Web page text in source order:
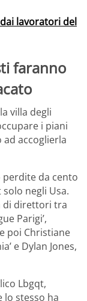
lavoratori del
faranno
villa degli
i piani
accoglierla
perdite da cento
negli Usa.
di direttori tra
Parigi’,
e poi Christiane
e Dylan Jones,
Lbgqt,
lo stesso ha